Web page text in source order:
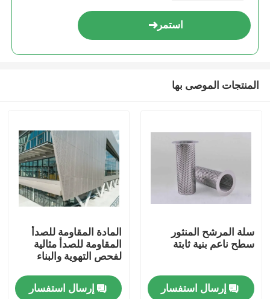
استمر
المنتجات الموصى بها
سلة المرشح المنثور
سطح ناعم بنية ثابتة
إرسال استفسار
المادة المقاومة للصدأ
المقاومة للصدأ مثالية
لفحص التهوية والبناء
إرسال استفسار